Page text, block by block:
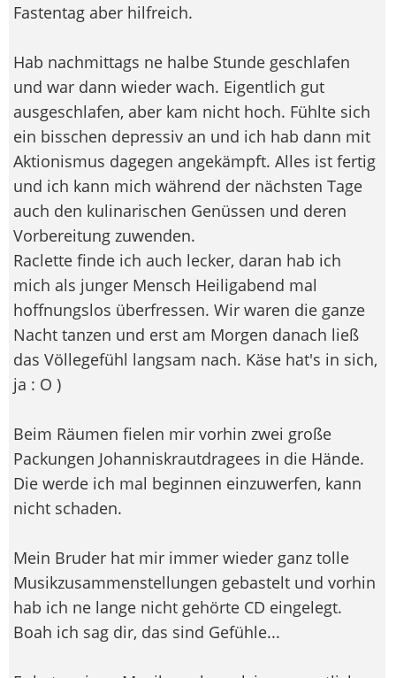
Fastentag aber hilfreich.
Hab nachmittags ne halbe Stunde geschlafen
und war dann wieder wach. Eigentlich gut
ausgeschlafen, aber kam nicht hoch. Fühlte sich
ein bisschen depressiv an und ich hab dann mit
Aktionismus dagegen angekämpft. Alles ist fertig
und ich kann mich während der nächsten Tage
auch den kulinarischen Genüssen und deren
Vorbereitung zuwenden.
Raclette finde ich auch lecker, daran hab ich
mich als junger Mensch Heiligabend mal
hoffnungslos überfressen. Wir waren die ganze
Nacht tanzen und erst am Morgen danach ließ
das Völlegefühl langsam nach. Käse hat's in sich,
ja : O )
Beim Räumen fielen mir vorhin zwei große
Packungen Johanniskrautdragees in die Hände.
Die werde ich mal beginnen einzuwerfen, kann
nicht schaden.
Mein Bruder hat mir immer wieder ganz tolle
Musikzusammenstellungen gebastelt und vorhin
hab ich ne lange nicht gehörte CD eingelegt.
Boah ich sag dir, das sind Gefühle...